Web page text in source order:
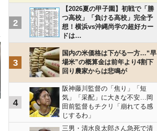
2
【2026夏の甲子園】初戦で「勝
つ高校」「負ける高校」完全予
想！横浜vs沖縄尚学の超好カー
ドは…
3
国内の米価格は下がる一方…“早
場米”の概算金は前年より4割下
回り農家からは悲鳴が
4
阪神藤川監督の「焦り」「短
気」「采配」に大きな不安…岡
田前監督もチクリ「崩れてる感
じするわ」
三男・清水良太郎さん急死で清